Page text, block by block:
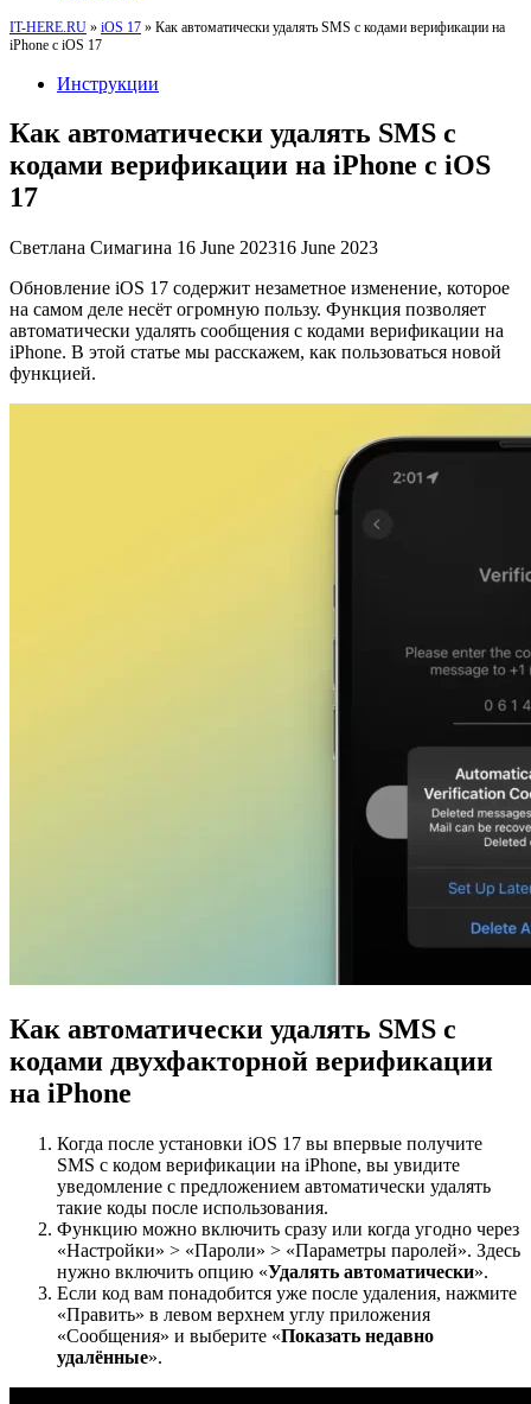
IT-HERE.RU » iOS 17 » Как автоматически удалять SMS с кодами верификации на
iPhone с iOS 17
Инструкции
Как автоматически удалять SMS с
кодами верификации на iPhone с iOS
17
Светлана Симагина 16 June 202316 June 2023
Обновление iOS 17 содержит незаметное изменение, которое
на самом деле несёт огромную пользу. Функция позволяет
автоматически удалять сообщения с кодами верификации на
iPhone. В этой статье мы расскажем, как пользоваться новой
функцией.
Как автоматически удалять SMS с
кодами двухфакторной верификации
на iPhone
Когда после установки iOS 17 вы впервые получите
SMS с кодом верификации на iPhone, вы увидите
уведомление с предложением автоматически удалять
такие коды после использования.
Функцию можно включить сразу или когда угодно через
«Настройки» > «Пароли» > «Параметры паролей». Здесь
нужно включить опцию «Удалять автоматически».
Если код вам понадобится уже после удаления, нажмите
«Править» в левом верхнем углу приложения
«Сообщения» и выберите «Показать недавно
удалённые».